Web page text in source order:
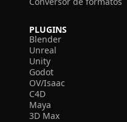
PLUGINS
Blender
Unreal
Unity
Godot
OV/Isaac
C4D
Maya
3D Max